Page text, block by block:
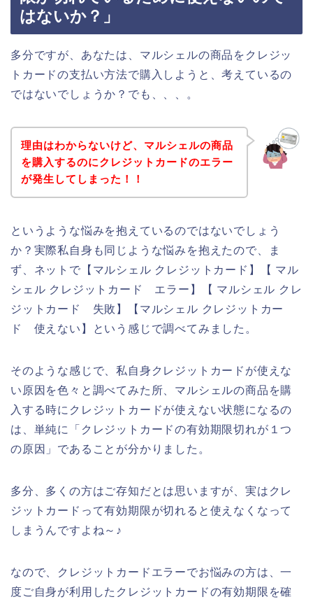
はないか？」
多分ですが、あなたは、マルシェルの商品をクレジッ
トカードの支払い方法で購入しようと、考えているの
ではないでしょうか？でも、、、。
理由はわからないけど、マルシェルの商品
を購入するのにクレジットカードのエラー
が発生してしまった！！
というような悩みを抱えているのではないでしょう
か？実際私自身も同じような悩みを抱えたので、ま
ず、ネットで【マルシェル クレジットカード】【 マル
シェル クレジットカード エラー】【 マルシェル クレ
ジットカード 失敗】【マルシェル クレジットカー
ド 使えない】という感じで調べてみました。
そのような感じで、私自身クレジットカードが使えな
い原因を色々と調べてみた所、マルシェルの商品を購
入する時にクレジットカードが使えない状態になるの
は、単純に「クレジットカードの有効期限切れが１つ
の原因」であることが分かりました。
多分、多くの方はご存知だとは思いますが、実はクレ
ジットカードって有効期限が切れると使えなくなって
しまうんですよね～♪
なので、クレジットカードエラーでお悩みの方は、一
度ご自身が利用したクレジットカードの有効期限を確